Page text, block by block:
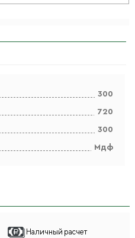
300
720
300
Мдф
Наличный расчет